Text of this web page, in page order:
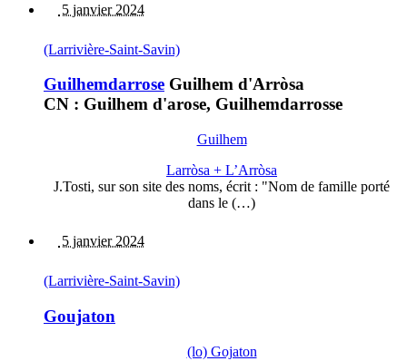
5 janvier 2024
(Larrivière-Saint-Savin)
Guilhemdarrose Guilhem d'Arròsa
CN : Guilhem d'arose, Guilhemdarrosse
Guilhem
Larròsa + L’Arròsa
J.Tosti, sur son site des noms, écrit : "Nom de famille porté
dans le (…)
5 janvier 2024
(Larrivière-Saint-Savin)
Goujaton
(lo) Gojaton